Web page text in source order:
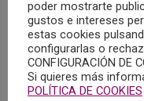
salud mental
humanos. Se
derechos a nuestra
atención más
persona.
poder mostrarte
gustos e intereses
estas cookies
configurarlas o
CONFIGURACIÓN DE
Si quieres más
POLÍTICA DE COOKIES